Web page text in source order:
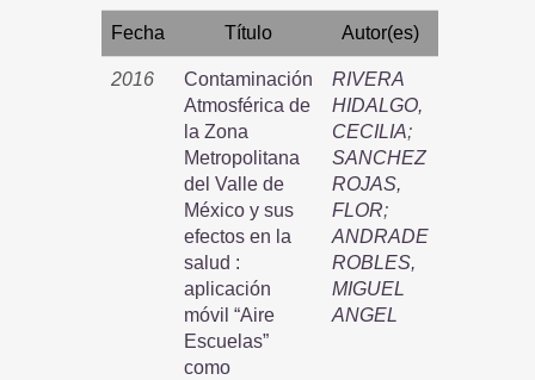
Fecha Título Autor(es)
2016
Contaminación
Atmosférica de
la Zona
Metropolitana
del Valle de
México y sus
efectos en la
salud :
aplicación
móvil “Aire
Escuelas”
como
RIVERA
HIDALGO,
CECILIA;
SANCHEZ
ROJAS,
FLOR;
ANDRADE
ROBLES,
MIGUEL
ANGEL